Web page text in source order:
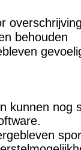
behouden
kunnen nog